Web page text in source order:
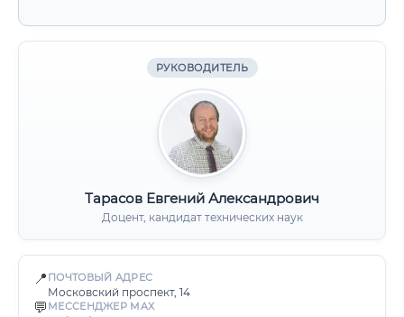
РУКОВОДИТЕЛЬ
Тарасов Евгений Александрович
Доцент, кандидат технических наук
📍 ПОЧТОВЫЙ АДРЕС
Московский проспект, 14
💬 МЕССЕНДЖЕР MAX